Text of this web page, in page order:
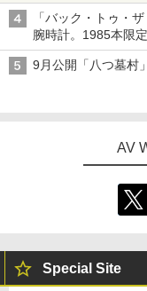
「バック・トゥ・
腕時計。1985本限定
9月公開「八つ墓村
AV
Special Site